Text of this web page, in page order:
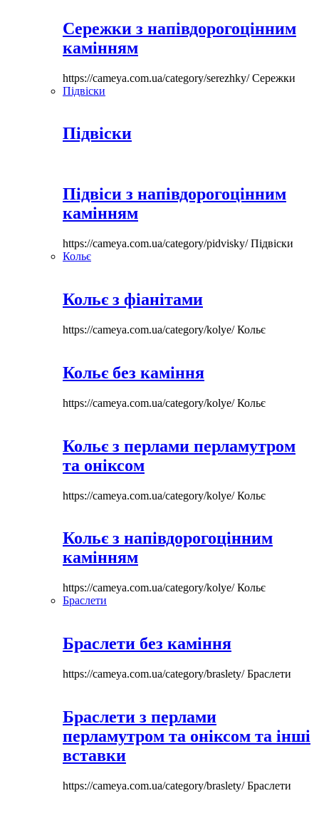
Сережки з напівдорогоцінним
камінням
https://cameya.com.ua/category/serezhky/Сережки
Підвіски
Підвіски
Підвіси з напівдорогоцінним
камінням
https://cameya.com.ua/category/pidvisky/Підвіски
Кольє
Кольє з фіанітами
https://cameya.com.ua/category/kolye/Кольє
Кольє без каміння
https://cameya.com.ua/category/kolye/Кольє
Кольє з перлами перламутром
та оніксом
https://cameya.com.ua/category/kolye/Кольє
Кольє з напівдорогоцінним
камінням
https://cameya.com.ua/category/kolye/Кольє
Браслети
Браслети без каміння
https://cameya.com.ua/category/braslety/Браслети
Браслети з перлами
перламутром та оніксом та інші
вставки
https://cameya.com.ua/category/braslety/Браслети